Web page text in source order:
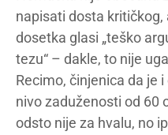
napisati dosta kritičkog,
dosetka glasi „teško
tezu“ – dakle, to nije
Recimo, činjenica da je
nivo zaduženosti od 60
odsto nije za hvalu, no